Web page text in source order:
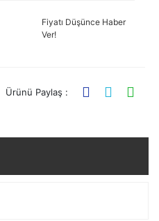
Fiyatı Düşünce Haber
Ver!
Ürünü Paylaş :